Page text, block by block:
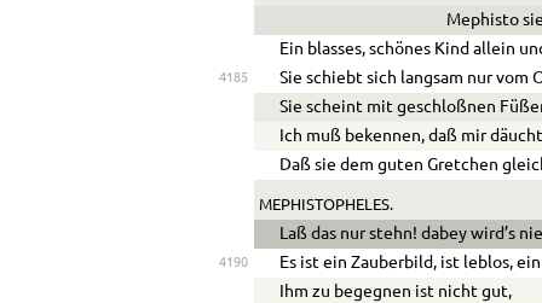
Mephisto
Ein blasses, schönes Kind allein
4185
Sie schiebt sich langsam nur vom
Sie scheint mit geschloßnen
Ich muß bekennen, daß mir
Daß sie dem guten Gretchen
MEPHISTOPHELES.
Laß das nur stehn! dabey wird’s
4190
Es ist ein Zauberbild, ist leblos,
Ihm zu begegnen ist nicht gut,